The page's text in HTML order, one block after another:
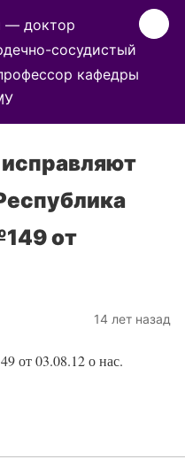
— доктор
сосудистый
кафедры
от
14 лет назад
от 03.08.12 о нас.